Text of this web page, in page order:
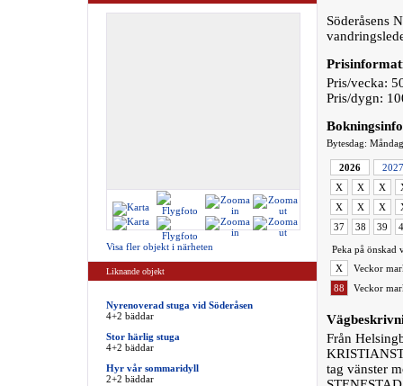
Visa fler objekt i närheten
Liknande objekt
Nyrenoverad stuga vid Söderåsen
4+2 bäddar
Stor härlig stuga
4+2 bäddar
Hyr vår sommaridyll
2+2 bäddar
Söderåsens
Pris/vecka:
Pris/dygn:
Bytesdag: Måndag
2026
2027
X
X X
X
X X
37
38 39
Peka på önskad
X
Veckor
88
Veckor
Från
tag vänster